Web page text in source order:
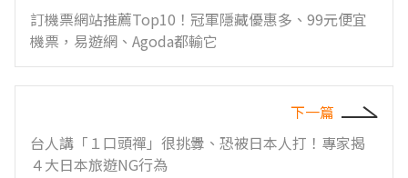
訂機票網站推薦Top10！冠軍隱藏優惠多、99元便宜
機票，易遊網、Agoda都輸它
下一篇
台人講「１口頭禪」很挑釁、恐被日本人打！專家揭
４大日本旅遊NG行為